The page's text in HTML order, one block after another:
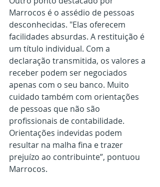
Marrocos é o assédio de pessoas
desconhecidas. "Elas oferecem
facilidades absurdas. A restituição é
um título individual. Com a
declaração transmitida, os valores a
receber podem ser negociados
apenas com o seu banco. Muito
cuidado também com orientações
de pessoas que não são
profissionais de contabilidade.
Orientações indevidas podem
resultar na malha fina e trazer
prejuízo ao contribuinte”, pontuou
Marrocos.